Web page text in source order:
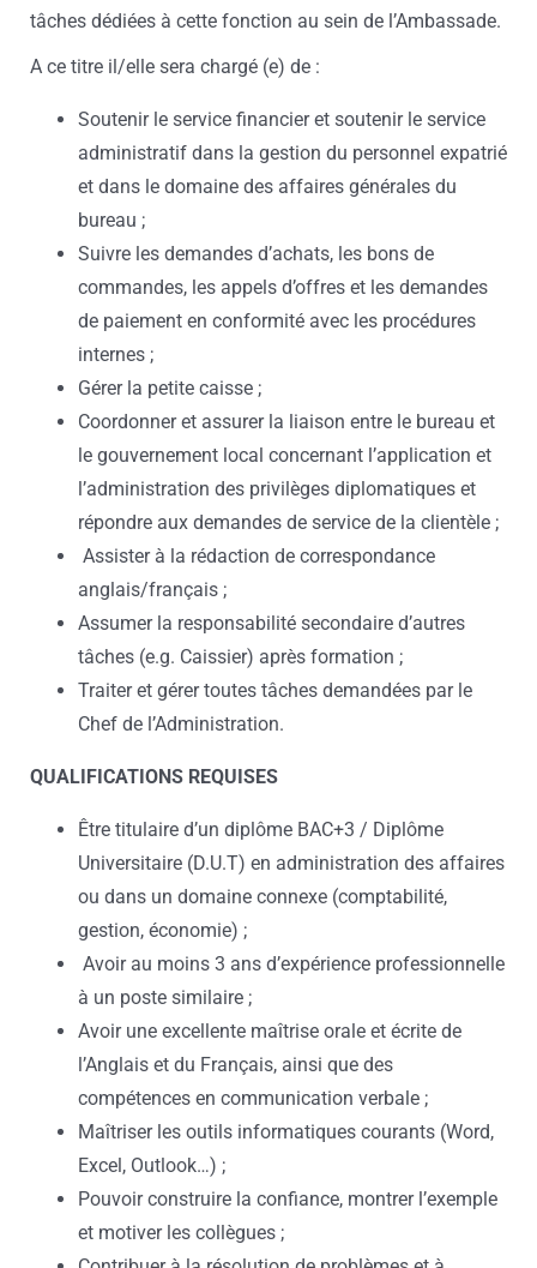
tâches dédiées à cette fonction au sein de l’Ambassade.
A ce titre il/elle sera chargé (e) de :
Soutenir le service financier et soutenir le service
administratif dans la gestion du personnel expatrié
et dans le domaine des affaires générales du
bureau ;
Suivre les demandes d’achats, les bons de
commandes, les appels d’offres et les demandes
de paiement en conformité avec les procédures
internes ;
Gérer la petite caisse ;
Coordonner et assurer la liaison entre le bureau et
le gouvernement local concernant l’application et
l’administration des privilèges diplomatiques et
répondre aux demandes de service de la clientèle ;
Assister à la rédaction de correspondance
anglais/français ;
Assumer la responsabilité secondaire d’autres
tâches (e.g. Caissier) après formation ;
Traiter et gérer toutes tâches demandées par le
Chef de l’Administration.
QUALIFICATIONS REQUISES
Être titulaire d’un diplôme BAC+3 / Diplôme
Universitaire (D.U.T) en administration des affaires
ou dans un domaine connexe (comptabilité,
gestion, économie) ;
Avoir au moins 3 ans d’expérience professionnelle
à un poste similaire ;
Avoir une excellente maîtrise orale et écrite de
l’Anglais et du Français, ainsi que des
compétences en communication verbale ;
Maîtriser les outils informatiques courants (Word,
Excel, Outlook…) ;
Pouvoir construire la confiance, montrer l’exemple
et motiver les collègues ;